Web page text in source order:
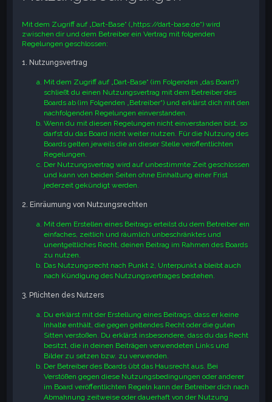
Mit dem Zugriff auf „Dart-Base“ („https://dart-base.de“) wird
zwischen dir und dem Betreiber ein Vertrag mit folgenden
Regelungen geschlossen:
1. Nutzungsvertrag
Mit dem Zugriff auf „Dart-Base“ (im Folgenden „das Board“)
schließt du einen Nutzungsvertrag mit dem Betreiber des
Boards ab (im Folgenden „Betreiber“) und erklärst dich mit den
nachfolgenden Regelungen einverstanden.
Wenn du mit diesen Regelungen nicht einverstanden bist, so
darfst du das Board nicht weiter nutzen. Für die Nutzung des
Boards gelten jeweils die an dieser Stelle veröffentlichten
Regelungen.
Der Nutzungsvertrag wird auf unbestimmte Zeit geschlossen
und kann von beiden Seiten ohne Einhaltung einer Frist
jederzeit gekündigt werden.
2. Einräumung von Nutzungsrechten
Mit dem Erstellen eines Beitrags erteilst du dem Betreiber ein
einfaches, zeitlich und räumlich unbeschränktes und
unentgeltliches Recht, deinen Beitrag im Rahmen des Boards
zu nutzen.
Das Nutzungsrecht nach Punkt 2, Unterpunkt a bleibt auch
nach Kündigung des Nutzungsvertrages bestehen.
3. Pflichten des Nutzers
Du erklärst mit der Erstellung eines Beitrags, dass er keine
Inhalte enthält, die gegen geltendes Recht oder die guten
Sitten verstoßen. Du erklärst insbesondere, dass du das Recht
besitzt, die in deinen Beiträgen verwendeten Links und
Bilder zu setzen bzw. zu verwenden.
Der Betreiber des Boards übt das Hausrecht aus. Bei
Verstößen gegen diese Nutzungsbedingungen oder anderer
im Board veröffentlichten Regeln kann der Betreiber dich nach
Abmahnung zeitweise oder dauerhaft von der Nutzung